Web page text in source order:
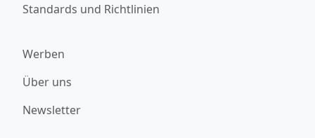
Standards und Richtlinien
Werben
Über uns
Newsletter